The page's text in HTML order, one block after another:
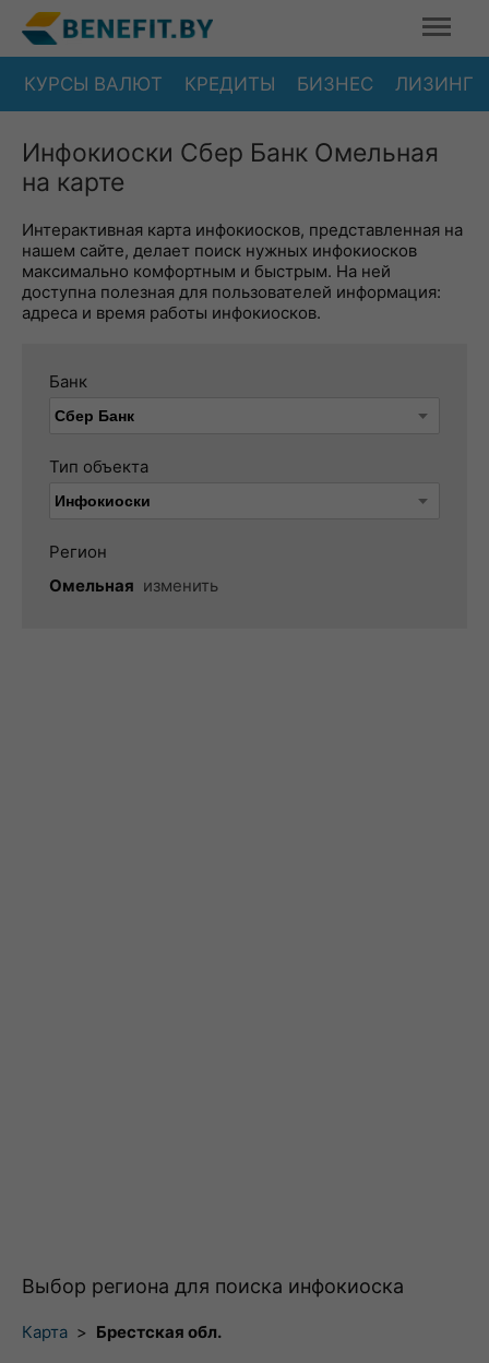
КУРСЫ ВАЛЮТ КРЕДИТЫ БИЗНЕС ЛИЗИНГ
Инфокиоски Сбер Банк Омельная
на карте
Интерактивная карта инфокиосков, представленная на
нашем сайте, делает поиск нужных инфокиосков
максимально комфортным и быстрым. На ней
доступна полезная для пользователей информация:
адреса и время работы инфокиосков.
Банк
Тип объекта
Регион
Омельная изменить
Выбор региона для поиска инфокиоска
Карта > Брестская обл.